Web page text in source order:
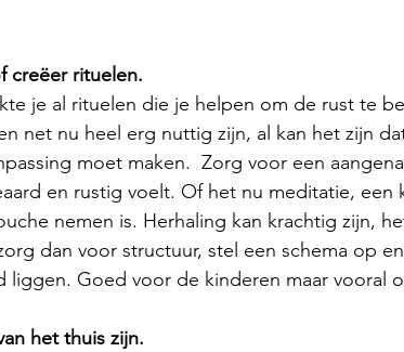
creëer rituelen.
je al rituelen die je helpen om de rust te
net nu heel erg nuttig zijn, al kan het zijn
moet maken.  Zorg voor een
en rustig voelt. Of het nu meditatie,
nemen is. Herhaling kan krachtig zijn,
dan voor structuur, stel een schema op
liggen. Goed voor de kinderen maar vooral
het thuis zijn.